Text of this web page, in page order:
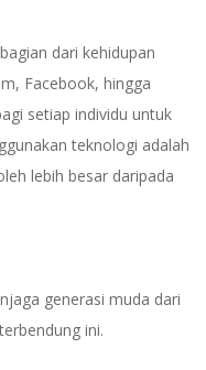
dari kehidupan
Facebook, hingga
setiap individu untuk
teknologi adalah
lebih besar daripada
generasi muda dari
ini.